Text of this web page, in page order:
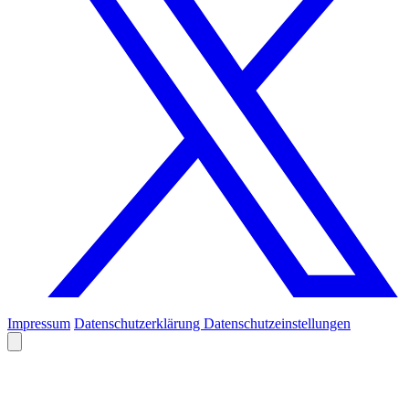
Impressum Datenschutzerklärung Datenschutzeinstellungen